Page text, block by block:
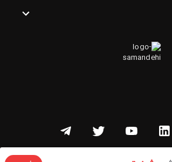
این وبسایت متعلق به شنوتو است